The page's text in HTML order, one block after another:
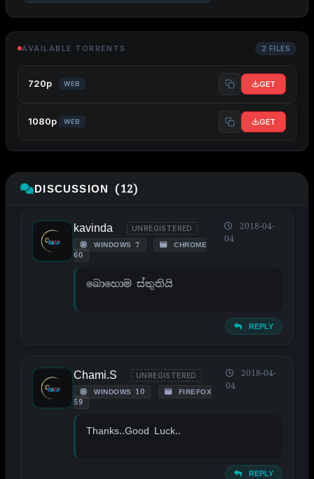
AVAILABLE TORRENTS 2 FILES
720p WEB GET
1080p WEB GET
DISCUSSION (12)
kavinda UNREGISTERED
WINDOWS 7
CHROME
60
2018-04-
04
බොහොම ස්තුතියි
REPLY
Chami.S UNREGISTERED
WINDOWS 10
FIREFOX
59
2018-04-
04
Thanks..Good Luck..
REPLY